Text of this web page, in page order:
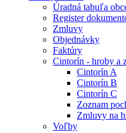
Úradná tabuľa
Register
Zmluvy
Objednávky
Faktúry
Cintorín - hroby a
Cintorín A
Cintorín B
Cintorín C
Zoznam
Zmluvy na
Voľby